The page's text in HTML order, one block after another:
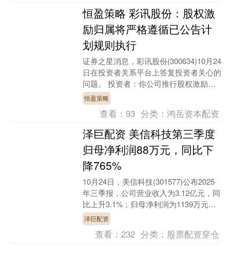
恒盈策略 彩讯股份：股权激
励归属将严格遵循已公告计
划规则执行
证券之星消息，彩讯股份(300634)10月24
日在投资者关系平台上答复投资者关心的
问题。 投资者：你公司推行股权激励是
好事，当符合条件实施股权激励时，二级
市场....
恒盈策略
查看：93 分类：鸿岳资本配资
泽巨配资 美信科技第三季度
归母净利润88万元，同比下
降765%
10月24日，美信科技(301577)公布2025
年三季报，公司营业收入为3.12亿元，同
比上升3.1%；归母净利润为1139万元，
同比下降24.7%；扣非归母....
泽巨配资
查看：232 分类： 股票配资穿仓